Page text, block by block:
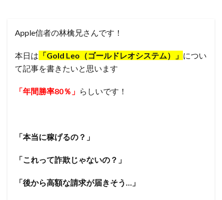
Apple信者の林檎兄さんです！
本日は 「Gold Leo（ゴールドレオシステム）」 につい
て記事を書きたいと思います
「年間勝率80％」 らしいです！
「本当に稼げるの？」
「これって詐欺じゃないの？」
「後から高額な請求が届きそう…」